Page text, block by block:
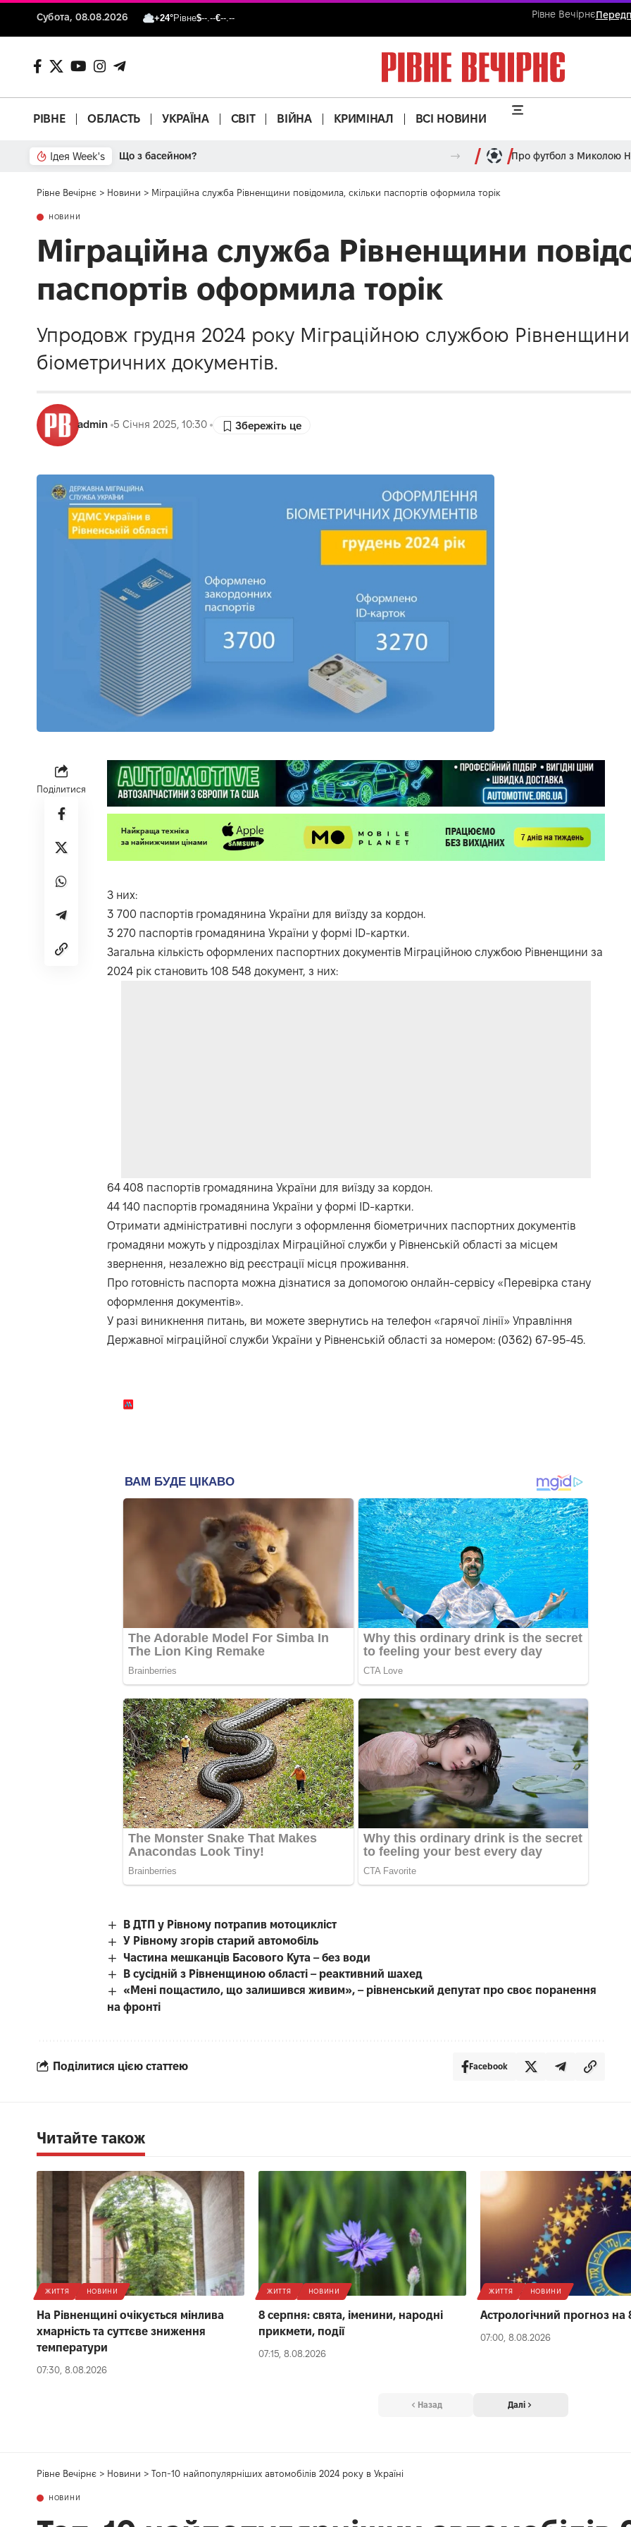
Субота, 08.08.2026 +24°Рівне$--.--€--.-- Рівне Вечірнє
РІВНЕ ОБЛАСТЬ УКРАЇНА СВІТ ВІЙНА КРИМІНАЛ ВСІ НОВИНИ
Ідея Week's Що з басейном? Про футбол з Миколою
Рівне Вечірнє > Новини > Міграційна служба Рівненщини повідомила, скільки паспортів оформила торік
НОВИНИ
Міграційна служба Рівненщини
паспортів оформила торік
Упродовж грудня 2024 року Міграційною службою
біометричних документів.
admin 5 Січня 2025, 10:30
Поділитися
З них:
3 700 паспортів громадянина України для виїзду за кордон.
3 270 паспортів громадянина України у формі ID-картки.
Загальна кількість оформлених паспортних документів Міграційною службою Рівненщини за
2024 рік становить 108 548 документ, з них:
64 408 паспортів громадянина України для виїзду за кордон.
44 140 паспортів громадянина України у формі ID-картки.
Отримати адміністративні послуги з оформлення біометричних паспортних документів
громадяни можуть у підрозділах Міграційної служби у Рівненській області за місцем
звернення, незалежно від реєстрації місця проживання.
Про готовність паспорта можна дізнатися за допомогою онлайн-сервісу «Перевірка стану
оформлення документів».
У разі виникнення питань, ви можете звернутись на телефон «гарячої лінії» Управління
Державної міграційної служби України у Рівненській області за номером: (0362) 67-95-45.
В ДТП у Рівному потрапив мотоцикліст
У Рівному згорів старий автомобіль
Частина мешканців Басового Кута – без води
В сусідній з Рівненщиною області – реактивний шахед
«Мені пощастило, що залишився живим», – рівненський депутат про своє поранення
на фронті
Поділитися цією статтею Facebook
Читайте також
ЖИТТЯ НОВИНИ
На Рівненщині очікується мінлива
хмарність та суттєве зниження
температури
07:30, 8.08.2026
ЖИТТЯ НОВИНИ
8 серпня: свята, іменини, народні
прикмети, події
07:15, 8.08.2026
ЖИТТЯ НОВИНИ
Астрологічний прогноз на
07:00, 8.08.2026
Назад Далі
Рівне Вечірнє > Новини > Топ-10 найпопулярніших автомобілів 2024 року в Україні
НОВИНИ